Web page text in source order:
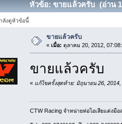
หัวข้อ: ขายแล้วครับ (อ่าน
ลังดูหัวข้อนี้
ขายแล้วครับ
« เมื่อ: ตุลาคม 20, 2012,
ขายแล้วครับ
« แก้ไขครั้งสุดท้าย: มิถุนายน 26,
CTW Racing จำหน่ายท่อไอเสียแต่งมื